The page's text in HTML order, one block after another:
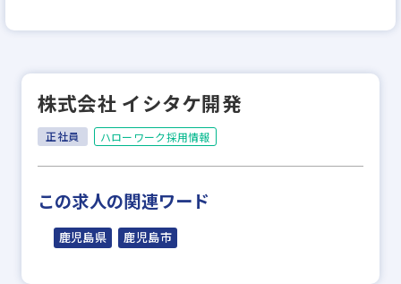
株式会社 イシタケ開発
正社員 ハローワーク採用情報
この求人の関連ワード
鹿児島県 鹿児島市